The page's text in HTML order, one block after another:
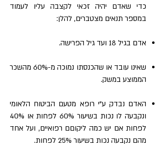
כדי שאדם יהיה זכאי לקצבה עליו לעמוד
במספר תנאים מצטברים, להלן:
אדם בגיל 18 ועד גיל הפרישה.
שאינו עובד או שהכנסתו נמוכה מ-60% מהשכר
הממוצע במשק.
האדם נבדק ע"י רופא מטעם הביטוח הלאומי
ונקבעה לו נכות בשיעור 60% לפחות או 40%
לפחות אם יש כמה ליקוםם רפואיים, ועל אחד
מהם נקבעה נכות בשיעור 25% לפחות.